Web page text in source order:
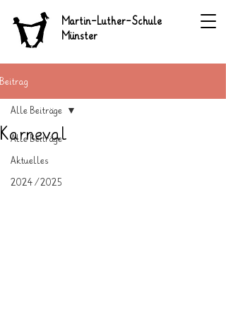
Martin-Luther-Schule
Münster
Beitrag
Alle Beiträge
Aktuelles
2024/2025
Alle Beiträge
Karneval